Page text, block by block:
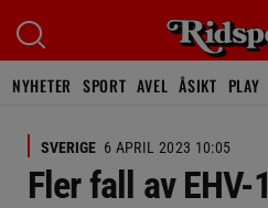
NYHETER SPORT AVEL ÅSIKT PLAY
SVERIGE 6 APRIL 2023 10:05
Fler fall av EHV-1